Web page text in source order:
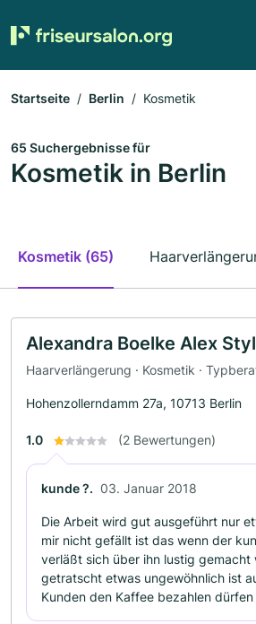
Startseite Berlin Kosmetik
65 Suchergebnisse für
Kosmetik in Berlin
Kosmetik (65)
Alexandra Boelke Alex
Haarverlängerung · Kosmetik ·
Hohenzollerndamm 27a, 10713 Berlin
1.0 (2 Bewertungen)
kunde ?. 03. Januar 2018
Die Arbeit wird gut ausgeführt nur
mir nicht gefällt ist das wenn der
verläßt sich über ihn lustig gemacht
getratscht etwas ungewöhnlich ist
Kunden den Kaffee bezahlen dürfen